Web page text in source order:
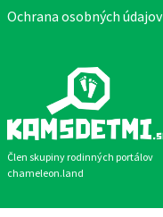
Člen skupiny rodinných portálov
chameleon.land
Ochrana osobných údajov